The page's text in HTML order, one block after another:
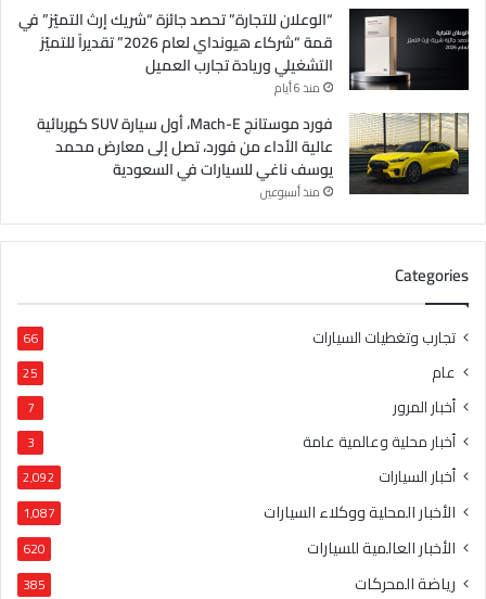
“الوعلان للتجارة” تحصد جائزة “شريك إرث التميّز” في
قمة “شركاء هيونداي لعام 2026” تقديراً للتميّز
التشغيلي وريادة تجارب العميل
منذ 6 أيام
فورد موستانج Mach-E، أول سيارة SUV كهربائية
عالية الأداء من فورد، تصل إلى معارض محمد
يوسف ناغي للسيارات في السعودية
منذ أسبوعين
Categories
تجارب وتغطيات السيارات 66
عام 25
أخبار المرور 7
أخبار محلية وعالمية عامة 3
أخبار السيارات 2٬092
الأخبار المحلية ووكلاء السيارات 1٬087
الأخبار العالمية للسيارات 620
رياضة المحركات 385